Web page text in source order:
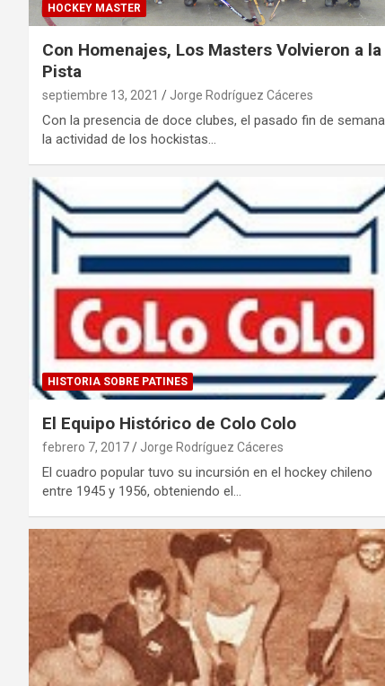
HOCKEY MASTER
Con Homenajes, Los Masters Volvieron a la
Pista
septiembre 13, 2021 Jorge Rodríguez Cáceres
Con la presencia de doce clubes, el pasado fin de semana
la actividad de los hockistas…
HISTORIA SOBRE PATINES
El Equipo Histórico de Colo Colo
febrero 7, 2017 Jorge Rodríguez Cáceres
El cuadro popular tuvo su incursión en el hockey chileno
entre 1945 y 1956, obteniendo el…